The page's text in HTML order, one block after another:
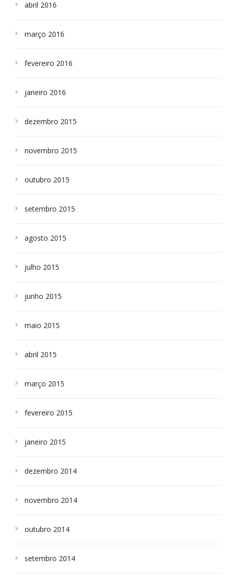
abril 2016
março 2016
fevereiro 2016
janeiro 2016
dezembro 2015
novembro 2015
outubro 2015
setembro 2015
agosto 2015
julho 2015
junho 2015
maio 2015
abril 2015
março 2015
fevereiro 2015
janeiro 2015
dezembro 2014
novembro 2014
outubro 2014
setembro 2014